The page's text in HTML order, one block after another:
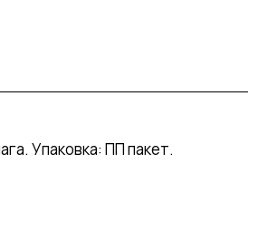
Упаковка: ПП пакет.